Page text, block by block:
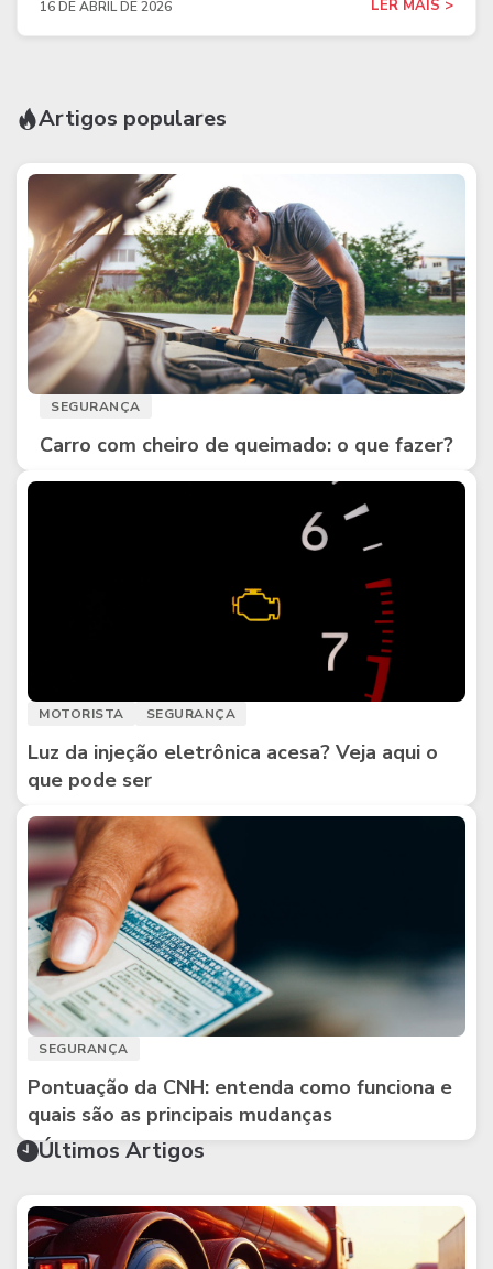
16 DE ABRIL DE 2026 LER MAIS >
Artigos populares
SEGURANÇA
Carro com cheiro de queimado: o que fazer?
MOTORISTA SEGURANÇA
Luz da injeção eletrônica acesa? Veja aqui o
que pode ser
SEGURANÇA
Pontuação da CNH: entenda como funciona e
quais são as principais mudanças
Últimos Artigos